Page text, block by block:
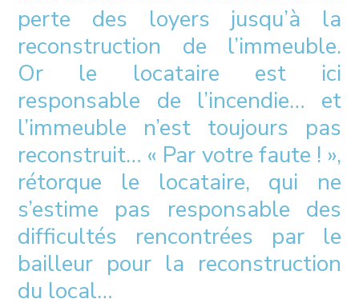
perte des loyers jusqu’à la
reconstruction de l’immeuble.
Or le locataire est ici
responsable de l’incendie… et
l’immeuble n’est toujours pas
reconstruit… « Par votre faute ! »,
rétorque le locataire, qui ne
s’estime pas responsable des
difficultés rencontrées par le
bailleur pour la reconstruction
du local…